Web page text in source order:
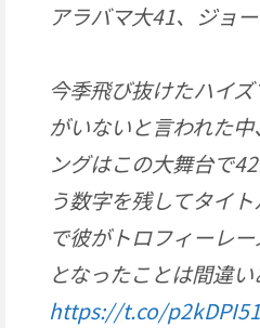
アラバマ大41、ジョ
今季飛び抜けたハイ
がいないと言われた
ングはこの大舞台で
う数字を残してタイ
で彼がトロフィーレ
となったことは間違い
https://t.co/